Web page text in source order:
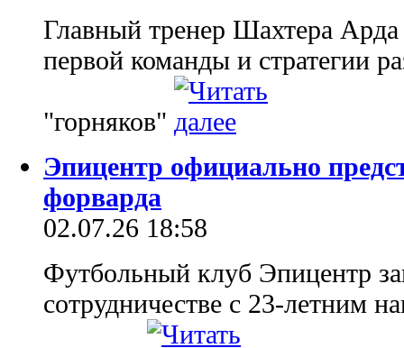
Главный тренер Шахтера
первой команды и стратегии
"горняков"
Эпицентр официально
форварда
02.07.26 18:58
Футбольный клуб Эпицентр
сотрудничестве с 23-летним